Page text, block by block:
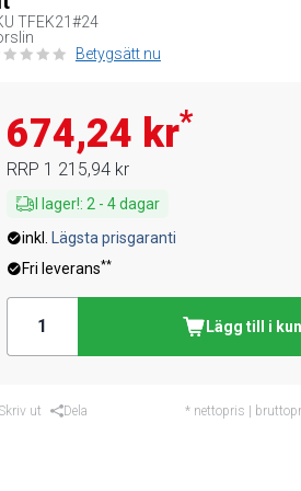
TFEK21#24
Betygsätt nu
674,24 kr*
RRP 1 215,94 kr
I lager!: 2 - 4dagar
inkl.
Lägsta prisgaranti
Fri leverans**
Lägg till i
ut Dela * nettopris |